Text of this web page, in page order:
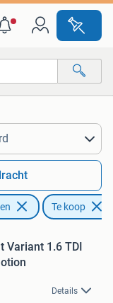
Te koop
Variant 1.6 TDI
Details